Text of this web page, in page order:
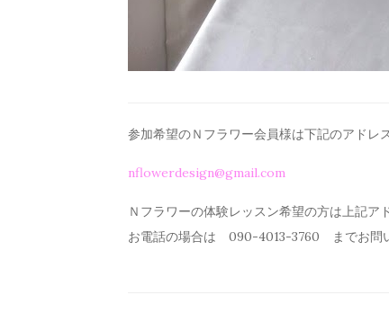
参加希望のＮフラワー会員様は下記のアドレ
nflowerdesign@gmail.com
Ｎフラワーの体験レッスン希望の方は上記ア
お電話の場合は 090-4013-3760 までお問